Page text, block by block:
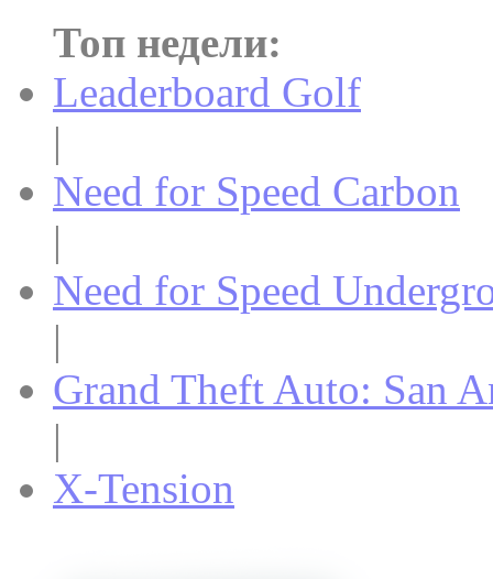
Топ недели:
Leaderboard Golf
|
Need for Speed Carbon
|
Need for Speed
|
Grand Theft Auto: San
|
X-Tension